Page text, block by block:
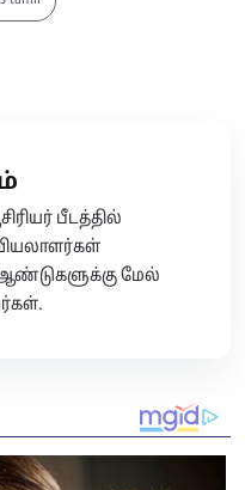
பீடத்தில்
மேல்